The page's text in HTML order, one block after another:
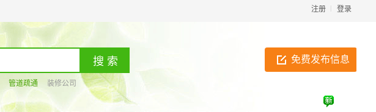
登录
注册
免费发布信息
管道疏通 装修公司